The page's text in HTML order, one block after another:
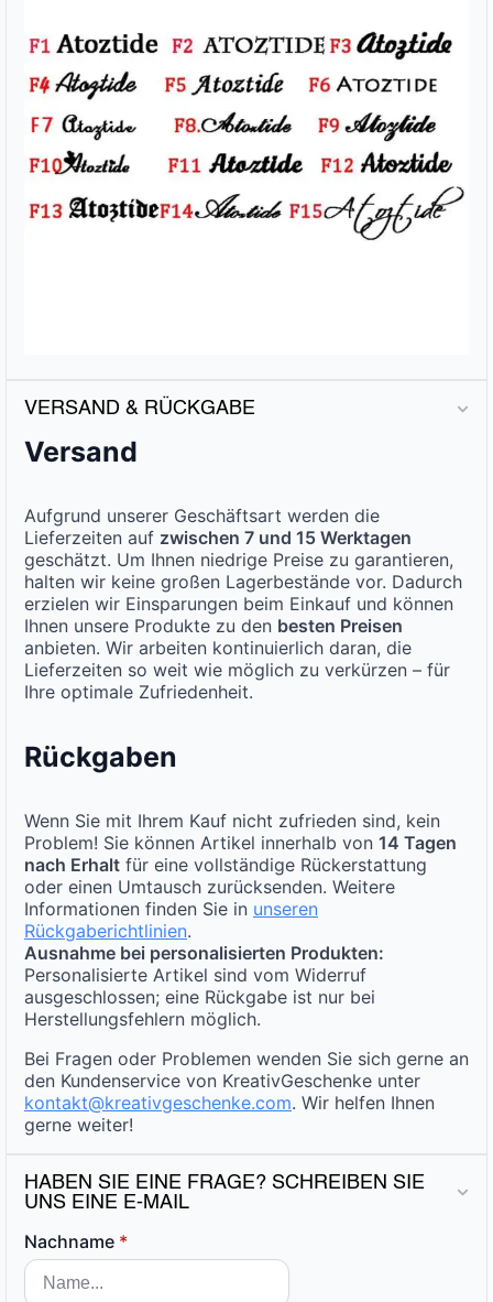
VERSAND & RÜCKGABE
Versand
Aufgrund unserer Geschäftsart werden die
Lieferzeiten auf zwischen 7 und 15 Werktagen
geschätzt. Um Ihnen niedrige Preise zu garantieren,
halten wir keine großen Lagerbestände vor. Dadurch
erzielen wir Einsparungen beim Einkauf und können
Ihnen unsere Produkte zu den besten Preisen
anbieten. Wir arbeiten kontinuierlich daran, die
Lieferzeiten so weit wie möglich zu verkürzen – für
Ihre optimale Zufriedenheit.
Rückgaben
Wenn Sie mit Ihrem Kauf nicht zufrieden sind, kein
Problem! Sie können Artikel innerhalb von 14 Tagen
nach Erhalt für eine vollständige Rückerstattung
oder einen Umtausch zurücksenden. Weitere
Informationen finden Sie in unseren
Rückgaberichtlinien.
Ausnahme bei personalisierten Produkten:
Personalisierte Artikel sind vom Widerruf
ausgeschlossen; eine Rückgabe ist nur bei
Herstellungsfehlern möglich.
Bei Fragen oder Problemen wenden Sie sich gerne an
den Kundenservice von KreativGeschenke unter
kontakt@kreativgeschenke.com. Wir helfen Ihnen
gerne weiter!
HABEN SIE EINE FRAGE? SCHREIBEN SIE
UNS EINE E-MAIL
Nachname *